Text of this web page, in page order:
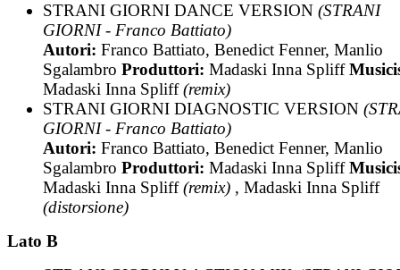
STRANI GIORNI DANCE VERSION (STRANI
GIORNI - Franco Battiato)
Autori: Franco Battiato, Benedict Fenner, Manlio
Sgalambro Produttori: Madaski Inna Spliff
Madaski Inna Spliff(remix)
STRANI GIORNI DIAGNOSTIC VERSION
GIORNI - Franco Battiato)
Autori: Franco Battiato, Benedict Fenner, Manlio
Sgalambro Produttori: Madaski Inna Spliff
Madaski Inna Spliff(remix) , Madaski Inna Spliff
(distorsione)
Lato B